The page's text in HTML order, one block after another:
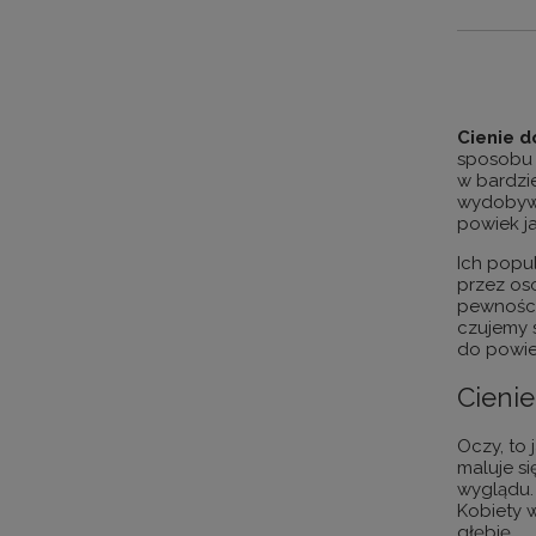
Cienie
sposobu
w
powiek
Ich
przez
czujemy
do
Oczy, to
maluje
Kobiety